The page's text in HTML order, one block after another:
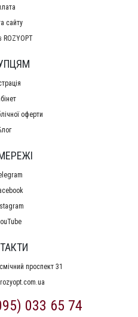
сайту
ROZYOPT
оферти
проспект 31
033 65 74